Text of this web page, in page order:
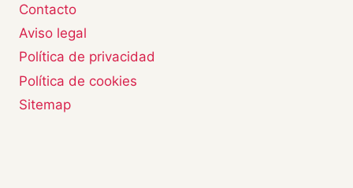
Contacto
Aviso legal
Política de privacidad
Política de cookies
Sitemap